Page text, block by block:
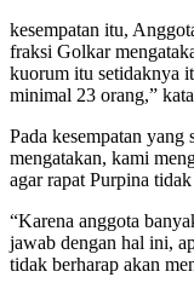
kesempatan itu,
fraksi Golkar
kuorum itu setidaknya
minimal 23 orang,”
Pada kesempatan
mengatakan, kami
agar rapat Purpina
“Karena anggota
jawab dengan hal ini,
tidak berharap akan